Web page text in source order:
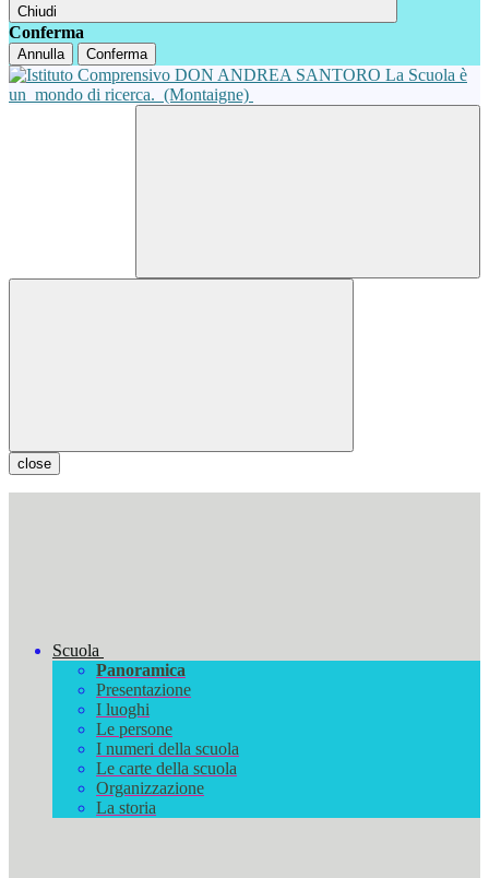
Chiudi
Conferma
Annulla Conferma
La Scuola è
un mondo di ricerca. (Montaigne)
close
Scuola
Panoramica
Presentazione
I luoghi
Le persone
I numeri della scuola
Le carte della scuola
Organizzazione
La storia